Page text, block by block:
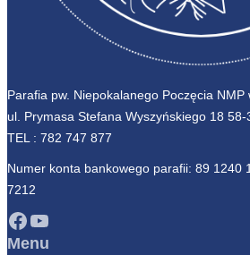
Parafia pw. Niepokalanego Poczęcia NMP
ul. Prymasa Stefana Wyszyńskiego 18 58-
TEL : 782 747 877
Numer konta bankowego parafii: 89 1240
7212
Facebook YouTube
Menu